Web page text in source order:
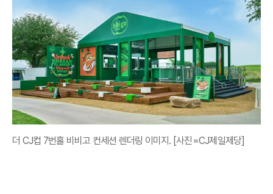
더 CJ컵 7번홀 비비고 컨세션 렌더링 이미지. [사진=CJ제일제당]